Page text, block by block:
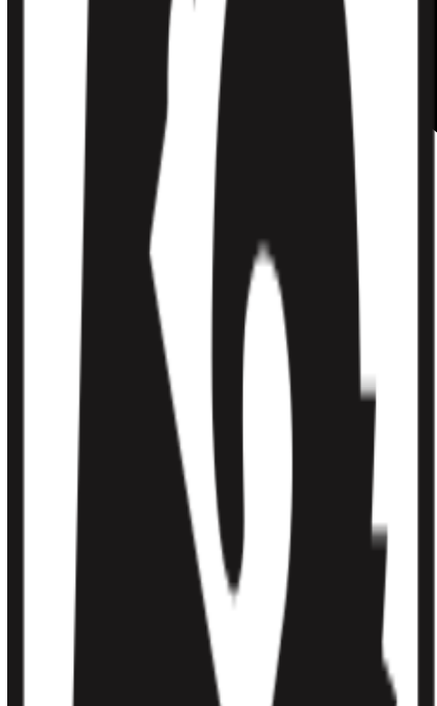
Har du erfaring som arbeidstaker her?